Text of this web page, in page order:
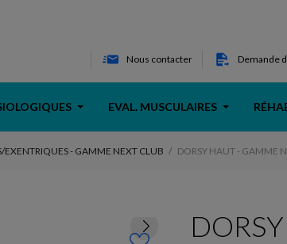
Nous contacter Demande
EVAL. MUSCULAIRES
- GAMME NEXT CLUB DORSY HAUT - GAMME